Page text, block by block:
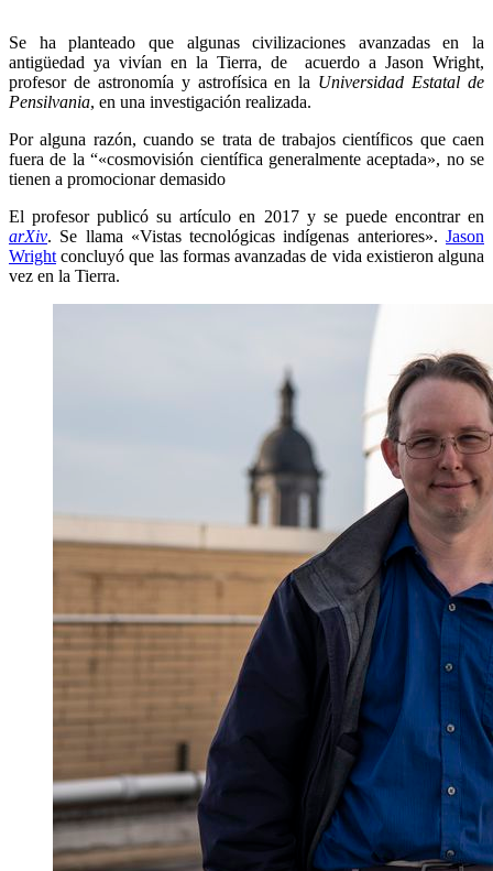
Se ha planteado que algunas civilizaciones avanzadas en la
antigüedad ya vivían en la Tierra, de acuerdo a Jason Wright,
profesor de astronomía y astrofísica en la Universidad Estatal de
Pensilvania, en una investigación realizada.
Por alguna razón, cuando se trata de trabajos científicos que caen
fuera de la “«cosmovisión científica generalmente aceptada», no se
tienen a promocionar demasido
El profesor publicó su artículo en 2017 y se puede encontrar en
arXiv. Se llama «Vistas tecnológicas indígenas anteriores». Jason
Wright concluyó que las formas avanzadas de vida existieron alguna
vez en la Tierra.